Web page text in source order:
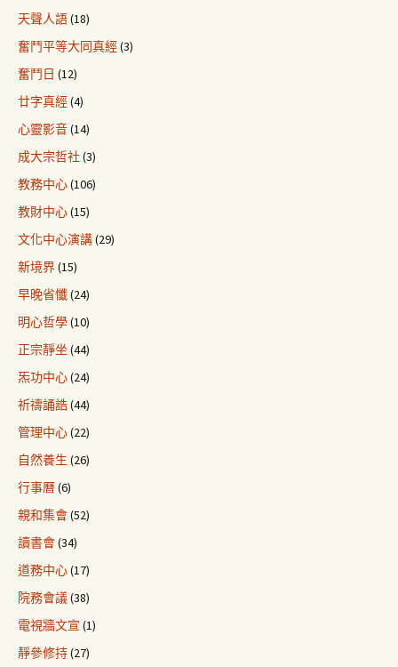
天聲人語(18)
奮鬥平等大同真經(3)
奮鬥日 (12)
廿字真經(4)
心靈影音(14)
成大宗哲社(3)
教務中心(106)
教財中心(15)
文化中心演講(29)
新境界(15)
早晚省懺(24)
明心哲學(10)
正宗靜坐 (44)
炁功中心(24)
祈禱誦誥(44)
管理中心(22)
自然養生 (26)
行事曆(6)
親和集會(52)
讀書會(34)
道務中心(17)
院務會議(38)
電視牆文宣 (1)
靜參修持(27)